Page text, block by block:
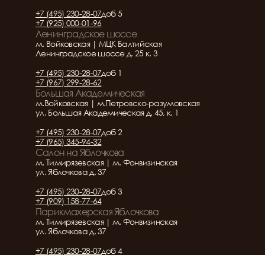
+7 (495) 230-28-07доб 5
+7 (925) 000-01-96
Ленинградское шоссе
м. Войковская | МЦК Балтийская
Ленинградское шоссе д. 25 к. 3
+7 (495) 230-28-07доб 1
+7 (967) 299-28-62
Большая Академическая
м.Войковская | м.Петровско-разумовская
ул. Большая Академическая д. 45, к. 1
+7 (495) 230-28-07доб 2
+7 (965) 345-94-32
Салон на Яблочкова
м. Тимирязевская | м. Фонвизинская
ул. Яблочкова д. 37
+7 (495) 230-28-07доб 3
+7 (909) 158-77-64
Парикмахерская Яблочкова
м. Тимирязевская | м. Фонвизинская
ул. Яблочкова д. 37
+7 (495) 230-28-07доб 4